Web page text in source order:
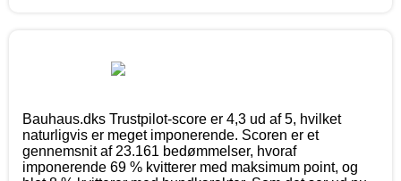
Bauhaus.dks Trustpilot-score er 4,3 ud af 5, hvilket
naturligvis er meget imponerende. Scoren er et
gennemsnit af 23.161 bedømmelser, hvoraf
imponerende 69 % kvitterer med maksimum point, og